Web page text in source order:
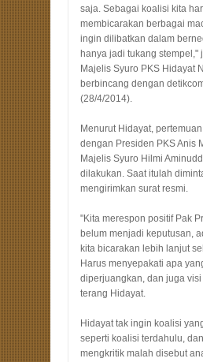
saja. Sebagai koalisi kita
membicarakan berbagai
ingin dilibatkan dalam
hanya jadi tukang stempel,"
Majelis Syuro PKS Hidayat
berbincang dengan
(28/4/2014).
Menurut Hidayat,
dengan Presiden PKS Anis
Majelis Syuro Hilmi
dilakukan. Saat itulah
mengirimkan surat resmi.
"Kita merespon positif Pak
belum menjadi keputusan,
kita bicarakan lebih lanjut
Harus menyepakati apa
diperjuangkan, dan juga
terang Hidayat.
Hidayat tak ingin koalisi
seperti koalisi terdahulu,
mengkritik malah disebut